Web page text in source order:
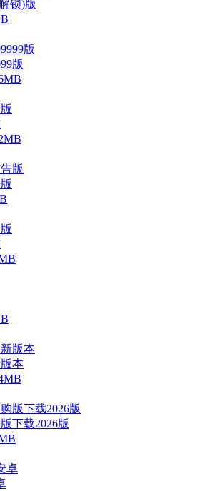
锁)版
版
本
下载2026版